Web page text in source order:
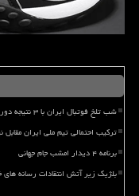
شب تلخ فوتبال ایران با ۳ نتیجه دور از انتظار شاگردان قلعه نویی چطور از صعود بازماندند؟
ترکیب احتمالی تیم ملی ایران
برنامه ۴ دیدار امشب جام جهانی
بلژیک زیر آتش انتقادات رسانه